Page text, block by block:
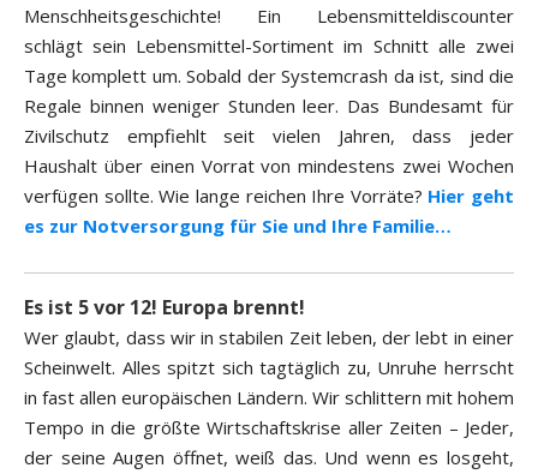
Menschheitsgeschichte! Ein Lebensmitteldiscounter
schlägt sein Lebensmittel-Sortiment im Schnitt alle zwei
Tage komplett um. Sobald der Systemcrash da ist, sind die
Regale binnen weniger Stunden leer. Das Bundesamt für
Zivilschutz empfiehlt seit vielen Jahren, dass jeder
Haushalt über einen Vorrat von mindestens zwei Wochen
verfügen sollte. Wie lange reichen Ihre Vorräte? Hier geht
es zur Notversorgung für Sie und Ihre Familie…
Es ist 5 vor 12! Europa brennt!
Wer glaubt, dass wir in stabilen Zeit leben, der lebt in einer
Scheinwelt. Alles spitzt sich tagtäglich zu, Unruhe herrscht
in fast allen europäischen Ländern. Wir schlittern mit hohem
Tempo in die größte Wirtschaftskrise aller Zeiten – Jeder,
der seine Augen öffnet, weiß das. Und wenn es losgeht,